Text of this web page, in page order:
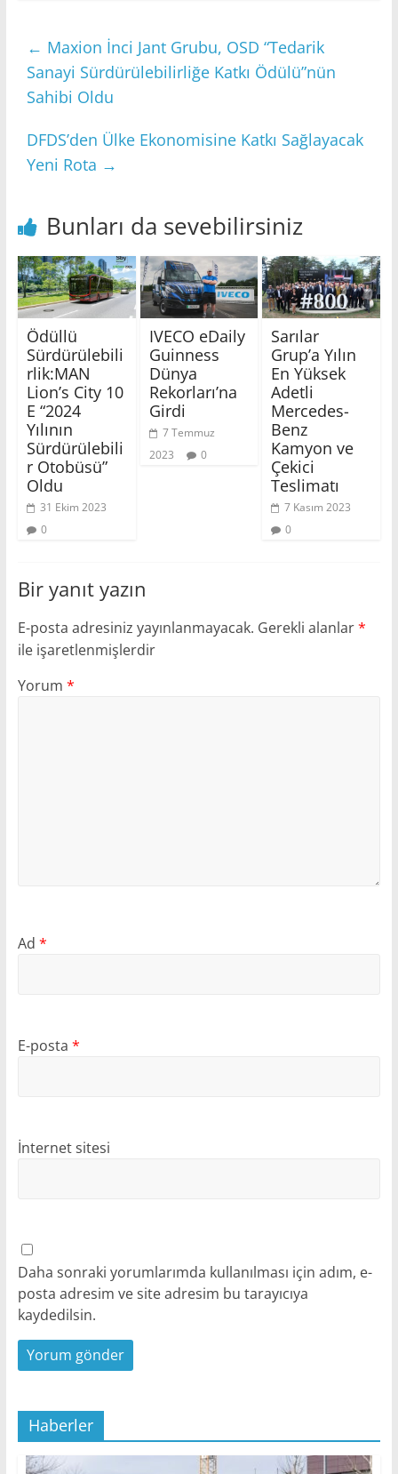
← Maxion İnci Jant Grubu, OSD “Tedarik
Sanayi Sürdürülebilirliğe Katkı Ödülü”nün
Sahibi Oldu
DFDS’den Ülke Ekonomisine Katkı Sağlayacak
Yeni Rota →
Bunları da sevebilirsiniz
Ödüllü
Sürdürülebili
rlik:MAN
Lion’s City 10
E “2024
Yılının
Sürdürülebili
r Otobüsü”
Oldu
31 Ekim 2023
0
IVECO eDaily
Guinness
Dünya
Rekorları’na
Girdi
7 Temmuz
2023
0
Sarılar
Grup’a Yılın
En Yüksek
Adetli
Mercedes-
Benz
Kamyon ve
Çekici
Teslimatı
7 Kasım 2023
0
Bir yanıt yazın
E-posta adresiniz yayınlanmayacak. Gerekli alanlar*
ile işaretlenmişlerdir
Yorum *
Ad *
E-posta *
İnternet sitesi
Daha sonraki yorumlarımda kullanılması için adım, e-
posta adresim ve site adresim bu tarayıcıya
kaydedilsin.
Haberler